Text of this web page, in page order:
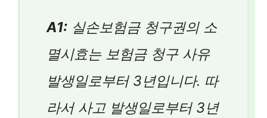
A1: 실손보험금 청구권의 소
멸시효는 보험금 청구 사유
발생일로부터 3년입니다. 따
라서 사고 발생일로부터 3년